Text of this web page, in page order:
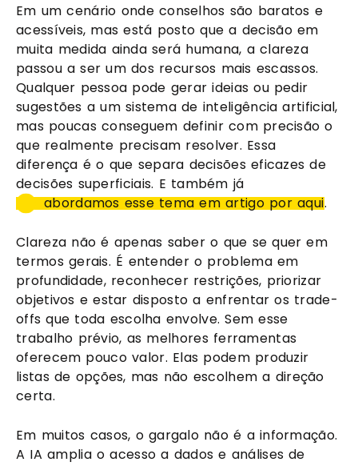
Em um cenário onde conselhos são baratos e
acessíveis, mas está posto que a decisão em
muita medida ainda será humana, a clareza
passou a ser um dos recursos mais escassos.
Qualquer pessoa pode gerar ideias ou pedir
sugestões a um sistema de inteligência artificial,
mas poucas conseguem definir com precisão o
que realmente precisam resolver. Essa
diferença é o que separa decisões eficazes de
decisões superficiais. E também já
abordamos esse tema em artigo por aqui.
Clareza não é apenas saber o que se quer em
termos gerais. É entender o problema em
profundidade, reconhecer restrições, priorizar
objetivos e estar disposto a enfrentar os trade-
offs que toda escolha envolve. Sem esse
trabalho prévio, as melhores ferramentas
oferecem pouco valor. Elas podem produzir
listas de opções, mas não escolhem a direção
certa.
Em muitos casos, o gargalo não é a informação.
A IA amplia o acesso a dados e análises de